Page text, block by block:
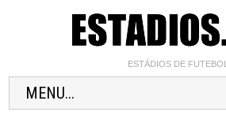
ESTÁDIOS DE FUTEBOL
MENU...